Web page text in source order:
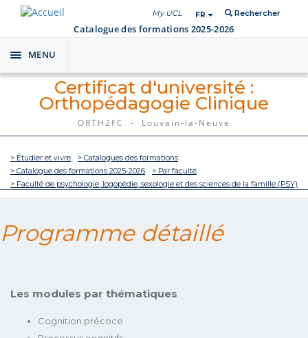
My UCL FR Rechercher
Catalogue des formations 2025-2026
Toggle
navigation
MENU
Certificat d'université :
Orthopédagogie Clinique
ORTH2FC - Louvain-la-Neuve
> Étudier et vivre
> Catalogues des formations
> Catalogue des formations 2025-2026
> Par faculté
> Faculté de psychologie, logopédie, sexologie et des sciences de la famille (PSY)
Programme détaillé
Les modules par thématiques
Cognition précoce